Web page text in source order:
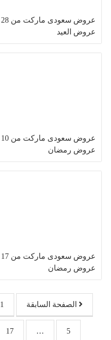
عروض العيد
عروض رمضان
عروض رمضان
تصفّح المقالات
الصفحة السابقة 1
5
…
17